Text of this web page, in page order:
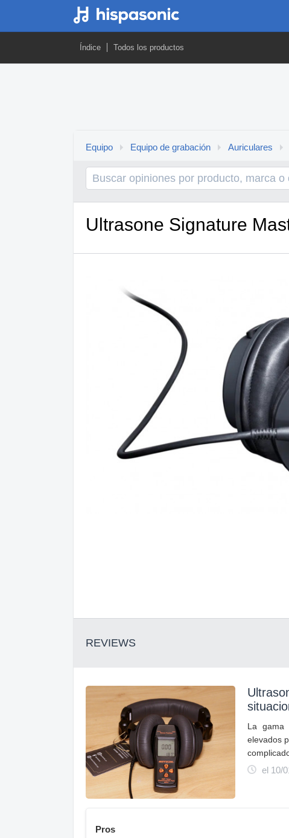
Índice Todos los productos
Equipo Equipo de grabación Auriculares
Ultrasone Signature
REVIEWS
La gama
elevados
el 10/
Pros